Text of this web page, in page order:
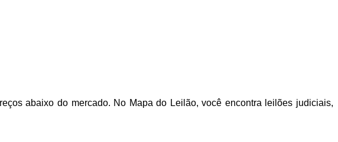
abaixo do mercado. No Mapa do Leilão, você encontra leilões judiciais,